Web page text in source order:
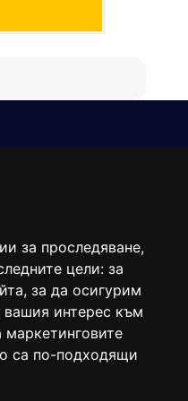
за проследяване,
цели: за
, за да осигурим
вашия интерес към
маркетинговите
са по-подходящи